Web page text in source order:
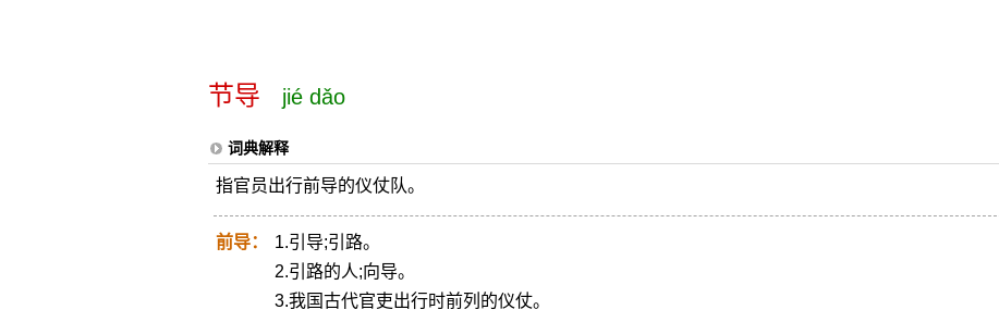
节导 jié dǎo
词典解释
指官员出行前导的仪仗队。
前导：
1.引导;引路。
2.引路的人;向导。
3.我国古代官吏出行时前列的仪仗。